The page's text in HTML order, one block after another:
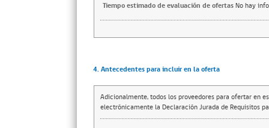
Tiempo estimado de evaluación de ofertasNo hay
4. Antecedentes para incluir en la oferta
Adicionalmente, todos los proveedores para ofertar en
electrónicamente la Declaración Jurada de Requisitos